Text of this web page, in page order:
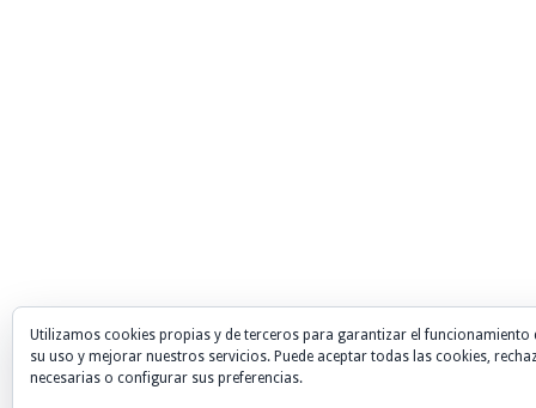
Utilizamos cookies propias y de terceros para garantizar el funcionamiento
su uso y mejorar nuestros servicios. Puede aceptar todas las cookies,
necesarias o configurar sus preferencias.